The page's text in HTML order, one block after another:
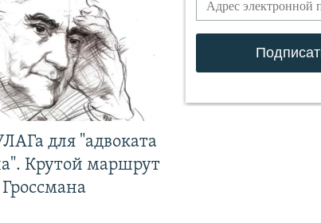
для "адвоката
Крутой маршрут